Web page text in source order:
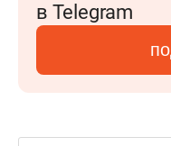
в Telegram